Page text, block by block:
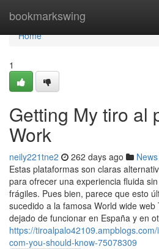
bookmarkswing
Home
Home
1
Getting My tiro al
Work
neily221tne2 262 days ago News
Estas plataformas son claras
para ofrecer una experiencia fluida
frágiles. Pues bien, parece que esto
sucedido a la famosa World wide
dejado de funcionar en España y en
https://
com-you-should-know-75078309